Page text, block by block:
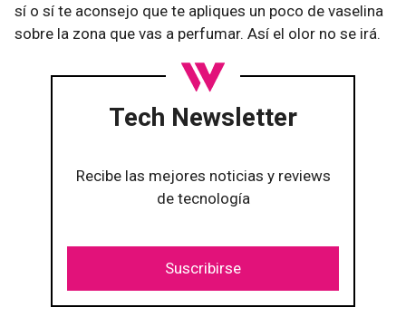
sí o sí te aconsejo que te apliques un poco de vaselina
sobre la zona que vas a perfumar. Así el olor no se irá.
Tech Newsletter
Recibe las mejores noticias y reviews
de tecnología
Suscribirse